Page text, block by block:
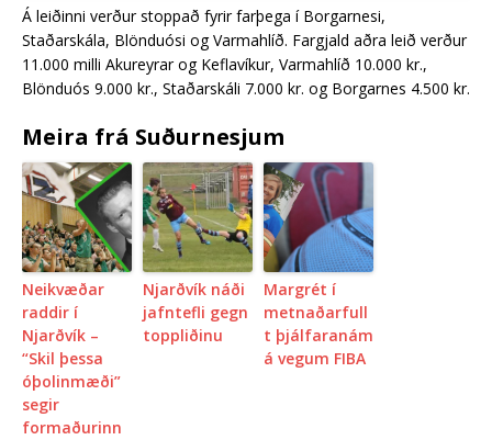
Á leiðinni verður stoppað fyrir farþega í Borgarnesi,
Staðarskála, Blönduósi og Varmahlíð. Fargjald aðra leið verður
11.000 milli Akureyrar og Keflavíkur, Varmahlíð 10.000 kr.,
Blönduós 9.000 kr., Staðarskáli 7.000 kr. og Borgarnes 4.500 kr.
Meira frá Suðurnesjum
Neikvæðar
raddir í
Njarðvík –
“Skil þessa
óþolinmæði”
segir
formaðurinn
Njarðvík náði
jafntefli gegn
toppliðinu
Margrét í
metnaðarfull
t þjálfaranám
á vegum FIBA